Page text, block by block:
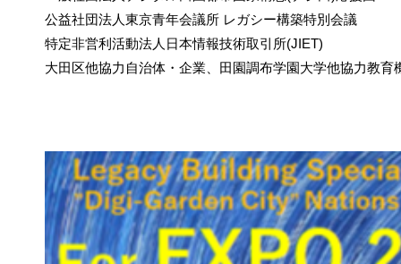
公益社団法人東京青年会議所 レガシー構築特別会議
特定非営利活動法人日本情報技術取引所(JIET)
大田区他協力自治体・企業、田園調布学園大学他協力教育